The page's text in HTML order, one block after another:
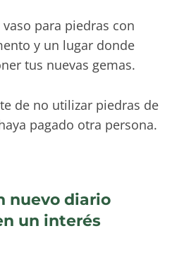
para piedras con
y un lugar donde
tus nuevas gemas.
de no utilizar piedras de
pagado otra persona.
nuevo diario
un interés